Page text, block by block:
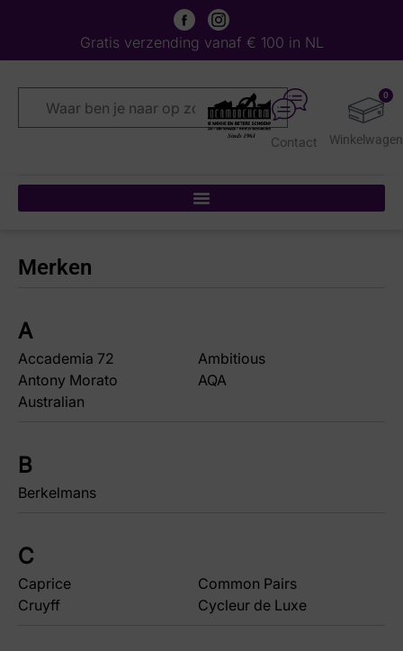
Gratis verzending vanaf € 100 in NL
0
Contact
Merken
A
Accademia 72
Ambitious
Antony Morato
AQA
Australian
B
Berkelmans
C
Caprice
Common Pairs
Cruyff
Cycleur de Luxe